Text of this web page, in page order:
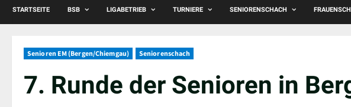
STARTSEITE BSB LIGABETRIEB TURNIERE SENIORENSCHACH
Senioren EM (Bergen/Chiemgau) Seniorenschach
7. Runde der Senioren in